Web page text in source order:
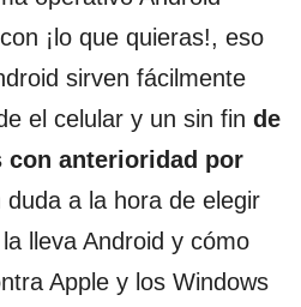
¡lo que quieras!, eso
sirven fácilmente
el celular y un sin fin de
con anterioridad por
duda a la hora de elegir
lleva Android y cómo
Apple y los Windows